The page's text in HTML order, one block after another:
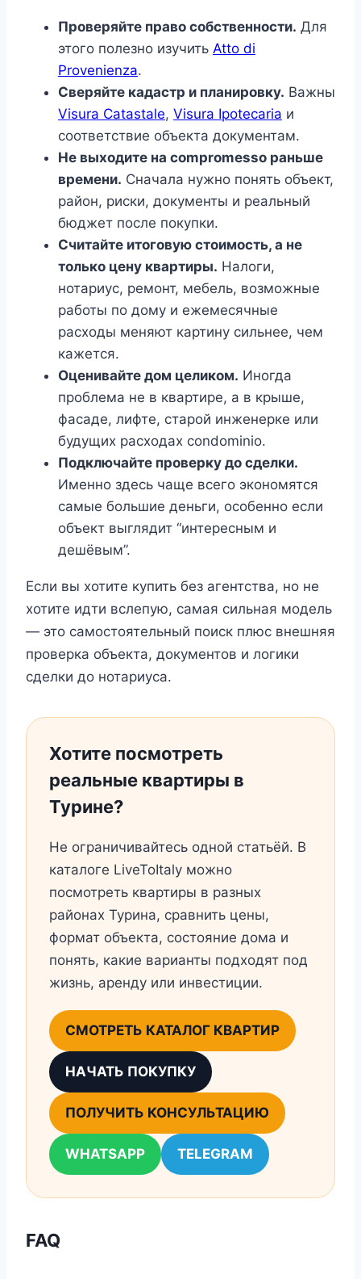
Проверяйте право собственности. Для
этого полезно изучить Atto di
Provenienza.
Сверяйте кадастр и планировку. Важны
Visura Catastale, Visura Ipotecaria и
соответствие объекта документам.
Не выходите на compromesso раньше
времени. Сначала нужно понять объект,
район, риски, документы и реальный
бюджет после покупки.
Считайте итоговую стоимость, а не
только цену квартиры. Налоги,
нотариус, ремонт, мебель, возможные
работы по дому и ежемесячные
расходы меняют картину сильнее, чем
кажется.
Оценивайте дом целиком. Иногда
проблема не в квартире, а в крыше,
фасаде, лифте, старой инженерке или
будущих расходах condominio.
Подключайте проверку до сделки.
Именно здесь чаще всего экономятся
самые большие деньги, особенно если
объект выглядит “интересным и
дешёвым”.
Если вы хотите купить без агентства, но не
хотите идти вслепую, самая сильная модель
— это самостоятельный поиск плюс внешняя
проверка объекта, документов и логики
сделки до нотариуса.
Хотите посмотреть
реальные квартиры в
Турине?
Не ограничивайтесь одной статьёй. В
каталоге LiveToItaly можно
посмотреть квартиры в разных
районах Турина, сравнить цены,
формат объекта, состояние дома и
понять, какие варианты подходят под
жизнь, аренду или инвестиции.
СМОТРЕТЬ КАТАЛОГ КВАРТИР
НАЧАТЬ ПОКУПКУ
ПОЛУЧИТЬ КОНСУЛЬТАЦИЮ
WHATSAPP TELEGRAM
FAQ